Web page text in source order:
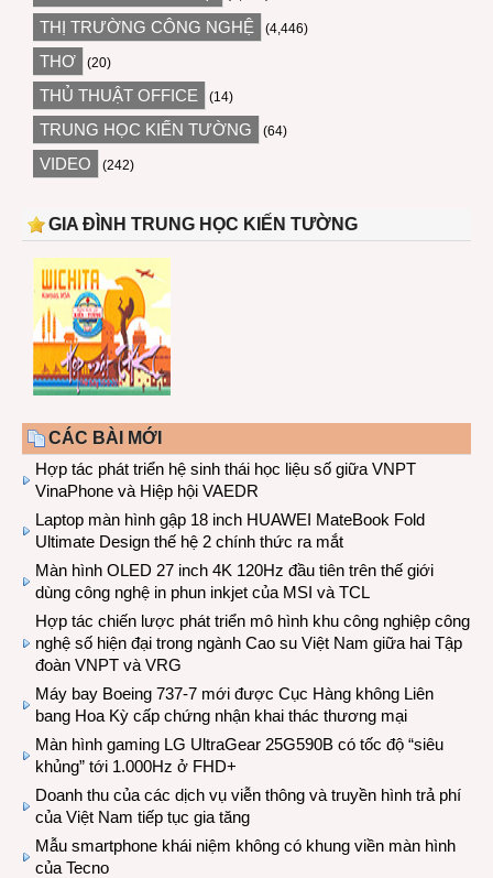
THỊ TRƯỜNG CÔNG NGHỆ (4,446)
THƠ (20)
THỦ THUẬT OFFICE (14)
TRUNG HỌC KIẾN TƯỜNG (64)
VIDEO (242)
GIA ĐÌNH TRUNG HỌC KIẾN TƯỜNG
CÁC BÀI MỚI
Hợp tác phát triển hệ sinh thái học liệu số giữa VNPT
VinaPhone và Hiệp hội VAEDR
Laptop màn hình gập 18 inch HUAWEI MateBook Fold
Ultimate Design thế hệ 2 chính thức ra mắt
Màn hình OLED 27 inch 4K 120Hz đầu tiên trên thế giới
dùng công nghệ in phun inkjet của MSI và TCL
Hợp tác chiến lược phát triển mô hình khu công nghiệp công
nghệ số hiện đại trong ngành Cao su Việt Nam giữa hai Tập
đoàn VNPT và VRG
Máy bay Boeing 737-7 mới được Cục Hàng không Liên
bang Hoa Kỳ cấp chứng nhận khai thác thương mại
Màn hình gaming LG UltraGear 25G590B có tốc độ “siêu
khủng” tới 1.000Hz ở FHD+
Doanh thu của các dịch vụ viễn thông và truyền hình trả phí
của Việt Nam tiếp tục gia tăng
Mẫu smartphone khái niệm không có khung viền màn hình
của Tecno